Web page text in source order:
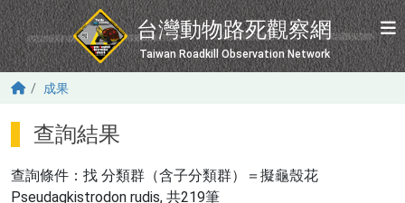
移至主內容
台灣動物路死觀察網
Taiwan Roadkill Observation Network
成果
查詢結果
查詢條件：找 分類群（含子分類群）＝擬龜殼花
Pseudagkistrodon rudis, 共219筆